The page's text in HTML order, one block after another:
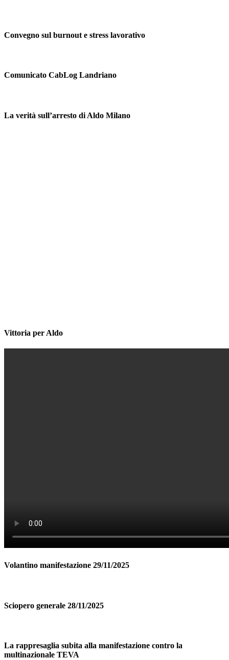
Convegno sul burnout e stress lavorativo
Comunicato CabLog Landriano
La verità sull’arresto di Aldo Milano
Vittoria per Aldo
Volantino manifestazione 29/11/2025
Sciopero generale 28/11/2025
La rappresaglia subita alla manifestazione contro la
multinazionale TEVA